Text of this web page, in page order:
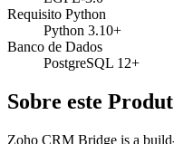
Requisito Python
Python 3.10+
Banco de Dados
PostgreSQL 12+
Sobre este
Zoho CRM Bridge is a